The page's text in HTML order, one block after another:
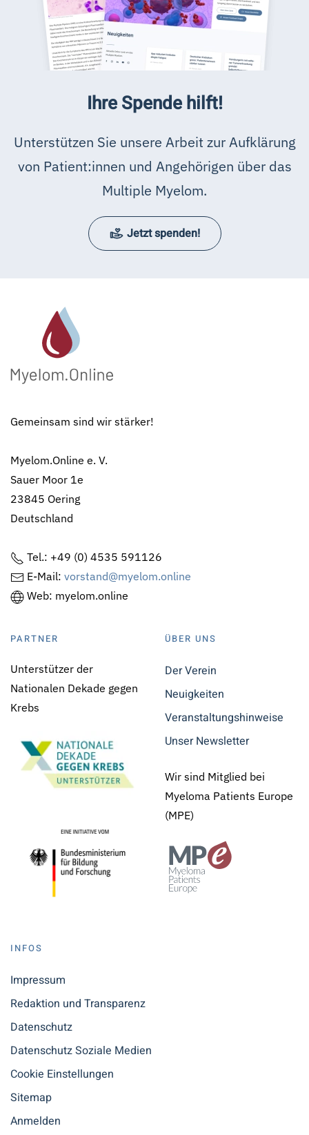
Ihre Spende hilft!
Unterstützen Sie unsere Arbeit zur Aufklärung
von Patient:innen und Angehörigen über das
Multiple Myelom.
Jetzt spenden!
Gemeinsam sind wir stärker!
Myelom.Online e. V.
Sauer Moor 1e
23845 Oering
Deutschland
Tel.: +49 (0) 4535 591126
E-Mail: vorstand@myelom.online
Web: myelom.online
PARTNER
Unterstützer der
Nationalen Dekade gegen
Krebs
ÜBER UNS
Der Verein
Neuigkeiten
Veranstaltungshinweise
Unser Newsletter
Wir sind Mitglied bei
Myeloma Patients Europe
(MPE)
INFOS
Impressum
Redaktion und Transparenz
Datenschutz
Datenschutz Soziale Medien
Cookie Einstellungen
Sitemap
Anmelden